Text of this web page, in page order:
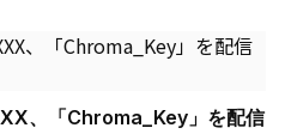
、「Chroma_Key」を配信